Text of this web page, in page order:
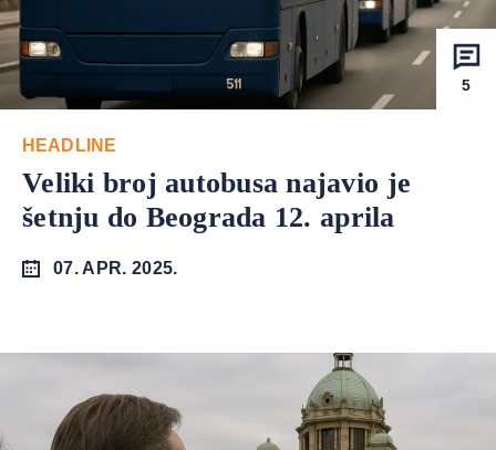
5
HEADLINE
Veliki broj autobusa najavio je
šetnju do Beograda 12. aprila
07. APR. 2025.